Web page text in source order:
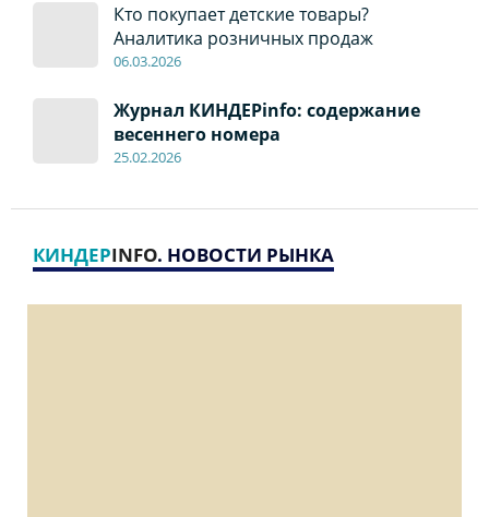
Кто покупает детские товары?
Аналитика розничных продаж
06.03.2026
Журнал КИНДЕРinfo: содержание
весеннего номера
25.02.2026
КИНДЕРINFO. НОВОСТИ РЫНКА